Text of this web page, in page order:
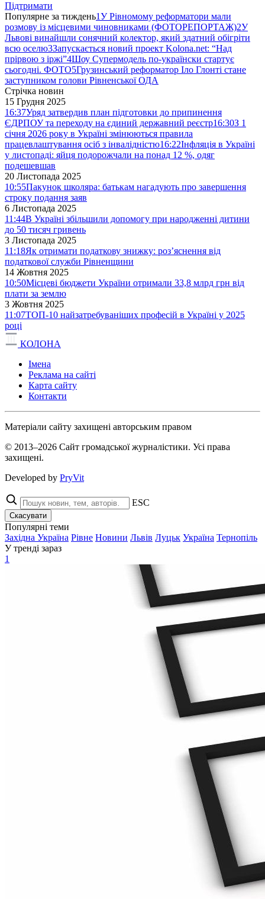
Підтримати
Популярне за тиждень1У Рівномому реформатори мали
розмову із місцевими чиновниками (ФОТОРЕПОРТАЖ)2У
Львові винайшли сонячний колектор, який здатний обігріти
всю оселю3Запускається новий проект Kolona.net: “Над
прірвою з іржі”4Шоу Супермодель по-українски стартує
сьогодні. ФОТО5Грузинський реформатор Іло Глонті стане
заступником голови Рівненської ОДА
Стрічка новин
15 Грудня 2025
16:37Уряд затвердив план підготовки до припинення
ЄДРПОУ та переходу на єдиний державний реєстр16:30З 1
січня 2026 року в Україні змінюються правила
працевлаштування осіб з інвалідністю16:22Інфляція в Україні
у листопаді: яйця подорожчали на понад 12 %, одяг
подешевшав
20 Листопада 2025
10:55Пакунок школяра: батькам нагадують про завершення
строку подання заяв
6 Листопада 2025
11:44В Україні збільшили допомогу при народженні дитини
до 50 тисяч гривень
3 Листопада 2025
11:18Як отримати податкову знижку: роз’яснення від
податкової служби Рівненщини
14 Жовтня 2025
10:50Місцеві бюджети України отримали 33,8 млрд грн від
плати за землю
3 Жовтня 2025
11:07ТОП-10 найзатребуваніших професій в Україні у 2025
році
КОЛОНА
Імена
Реклама на сайті
Карта сайту
Контакти
Матеріали сайту захищені авторським правом
© 2013–2026 Сайт громадської журналістики. Усі права
захищені.
Developed by PryVit
ESC
Скасувати
Популярні теми
Західна Україна Рівне Новини Львів Луцьк Україна Тернопіль
У тренді зараз
1